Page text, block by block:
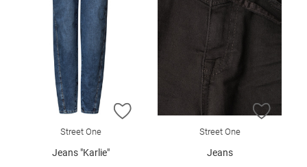
ZUR WUNSCHLISTE HINZUFÜGEN
Street One
Jeans "Karlie"
ZUR
Street One
Jeans